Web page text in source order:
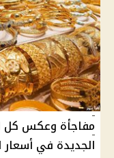
مفاجأة وعكس كل
الجديدة في أسعار